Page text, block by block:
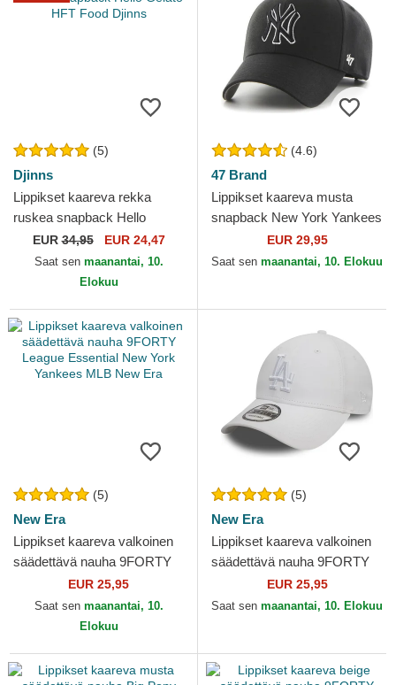
(5)
Djinns
Lippikset kaareva rekka
ruskea snapback Hello
Gelato HFT Food Djinns
EUR34,95 EUR 24,47
Saat sen maanantai, 10.
Elokuu
(4.6)
47 Brand
Lippikset kaareva musta
snapback New York Yankees
MLB 47 BrandEUR 29,95
Saat sen maanantai, 10. Elokuu
(5)
New Era
Lippikset kaareva valkoinen
säädettävä nauha 9FORTY
League Essential New York
Yankees MLB New Era
EUR 25,95
Saat sen maanantai, 10.
Elokuu
(5)
New Era
Lippikset kaareva valkoinen
säädettävä nauha 9FORTY
League Essential Los
Angeles Dodgers MLB New
EUR 25,95
Saat sen maanantai, 10. Elokuu